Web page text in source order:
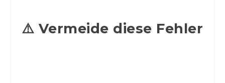
⚠️ Vermeide diese Fehler